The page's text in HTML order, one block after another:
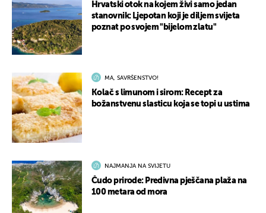
Hrvatski otok na kojem živi samo jedan
stanovnik: Ljepotan koji je diljem svijeta
poznat po svojem "bijelom zlatu"
MA, SAVRŠENSTVO!
Kolač s limunom i sirom: Recept za
božanstvenu slasticu koja se topi u ustima
NAJMANJA NA SVIJETU
Čudo prirode: Predivna pješčana plaža na
100 metara od mora